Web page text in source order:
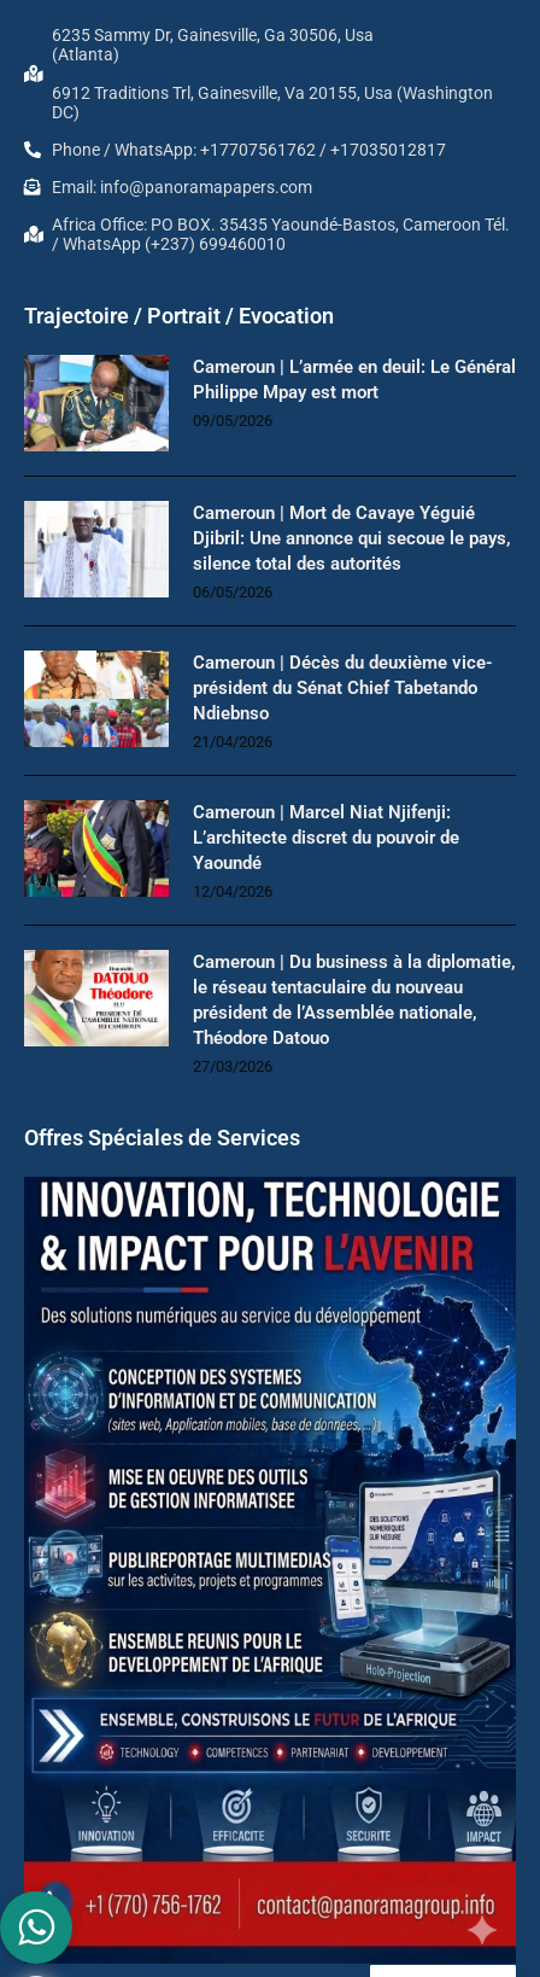
6235 Sammy Dr, Gainesville, Ga 30506, Usa
(Atlanta)
6912 Traditions Trl, Gainesville, Va 20155, Usa (Washington
DC)
Phone / WhatsApp: +17707561762 / +17035012817
Email: info@panoramapapers.com
Africa Office: PO BOX. 35435 Yaoundé-Bastos, Cameroon Tél.
/ WhatsApp (+237) 699460010
Trajectoire / Portrait / Evocation
Cameroun | L’armée en deuil: Le Général
Philippe Mpay est mort
09/05/2026
Cameroun | Mort de Cavaye Yéguié
Djibril: Une annonce qui secoue le pays,
silence total des autorités
06/05/2026
Cameroun | Décès du deuxième vice-
président du Sénat Chief Tabetando
Ndiebnso
21/04/2026
Cameroun | Marcel Niat Njifenji:
L’architecte discret du pouvoir de
Yaoundé
12/04/2026
Cameroun | Du business à la diplomatie,
le réseau tentaculaire du nouveau
président de l’Assemblée nationale,
Théodore Datouo
27/03/2026
Offres Spéciales de Services